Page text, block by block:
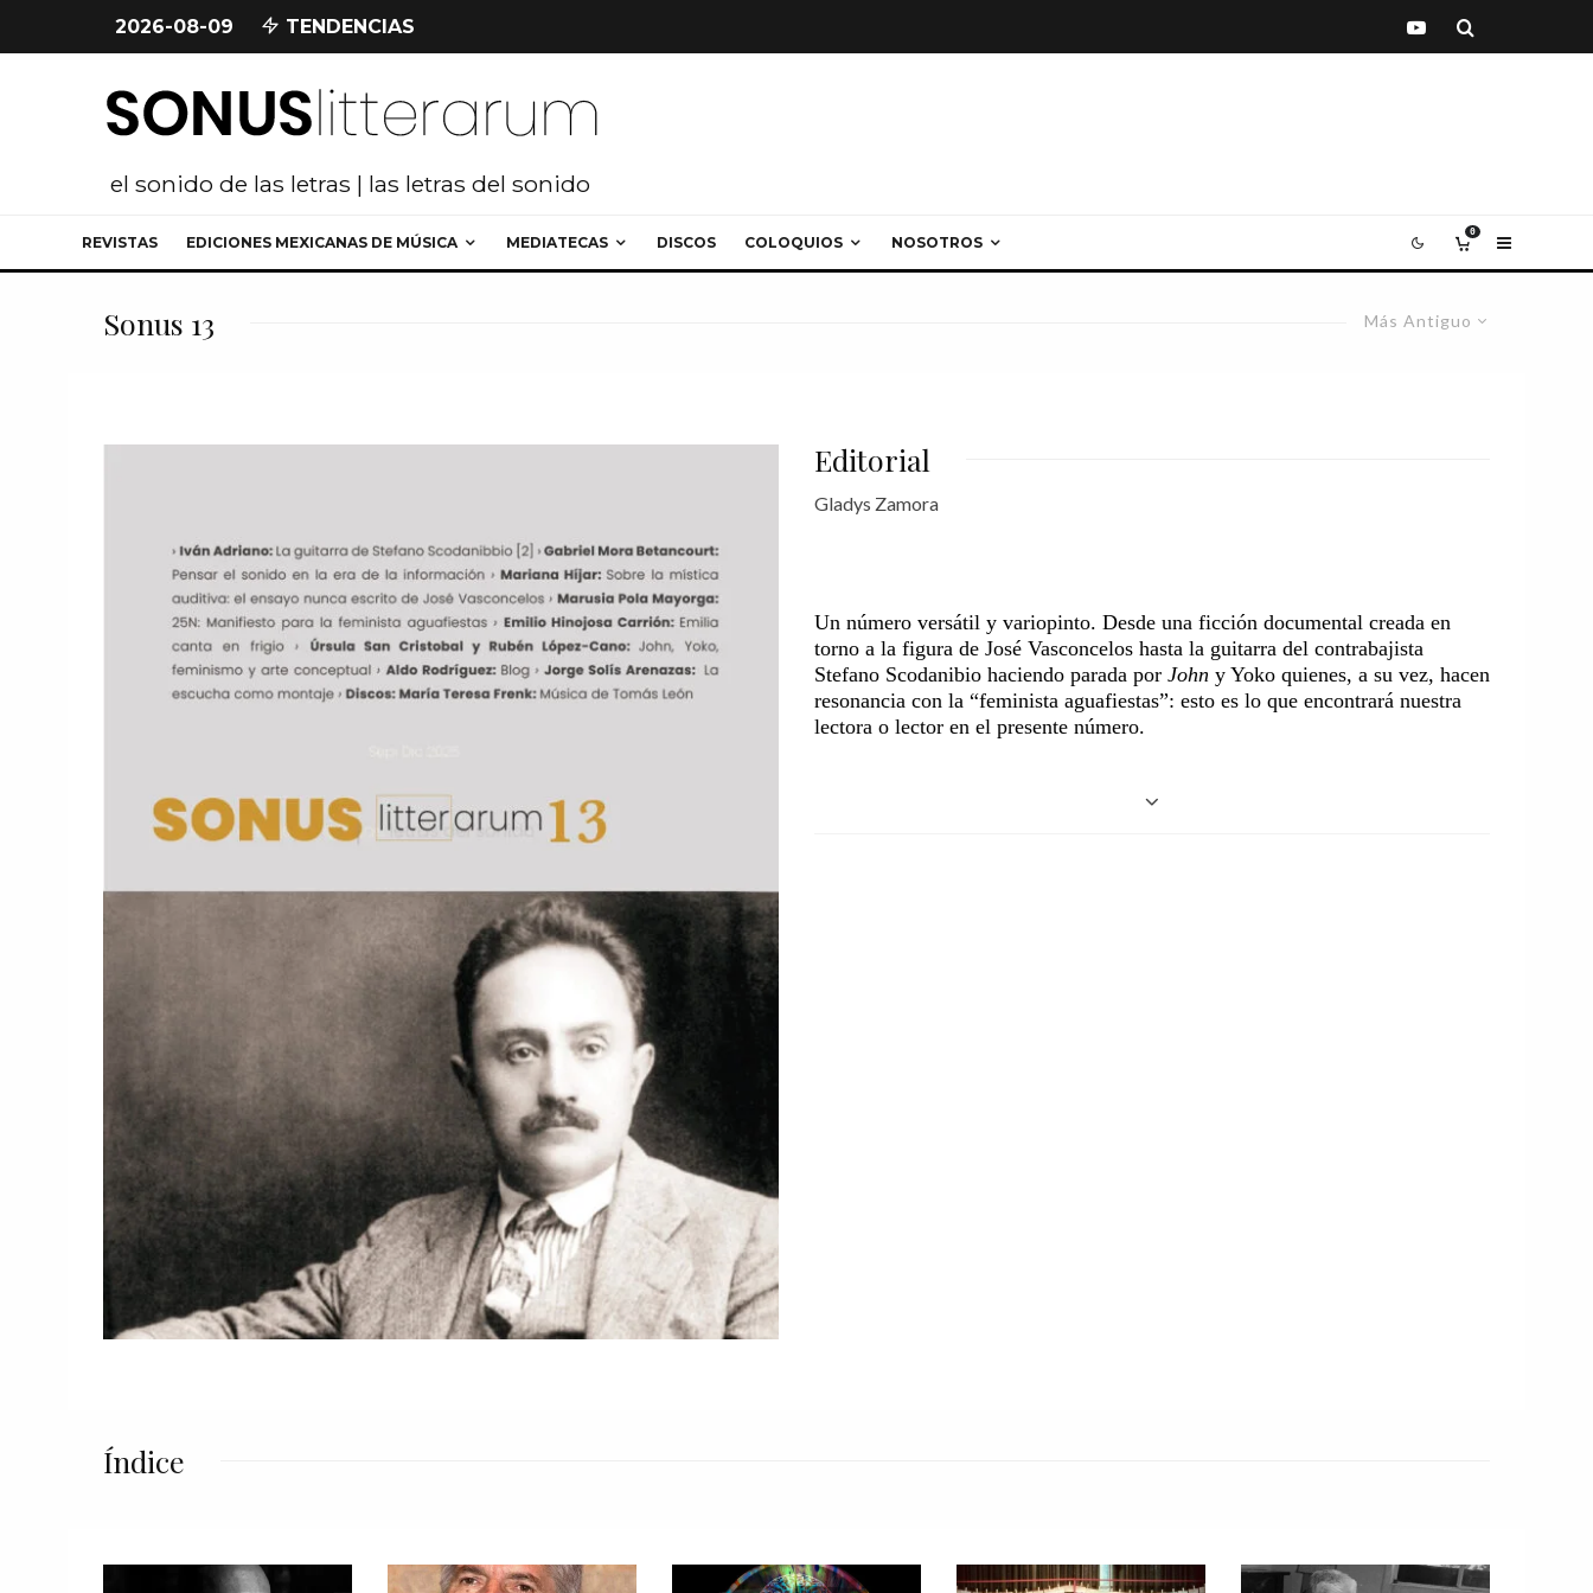
2026-08-09 TENDENCIAS
el sonido de las letras | las letras del sonido
REVISTAS EDICIONES MEXICANAS DE MÚSICA MEDIATECAS DISCOS COLOQUIOS NOSOTROS
0
Más Antiguo
Sonus 13
Editorial
Gladys Zamora
Un número versátil y variopinto. Desde una ficción documental creada en
torno a la figura de José Vasconcelos hasta la guitarra del contrabajista
Stefano Scodanibio haciendo parada por John y Yoko quienes, a su vez, hacen
resonancia con la “feminista aguafiestas”: esto es lo que encontrará nuestra
lectora o lector en el presente número.
nuestro país y en nuestras instituciones; es una fecha en que la banderanaranjimoradase
Índice